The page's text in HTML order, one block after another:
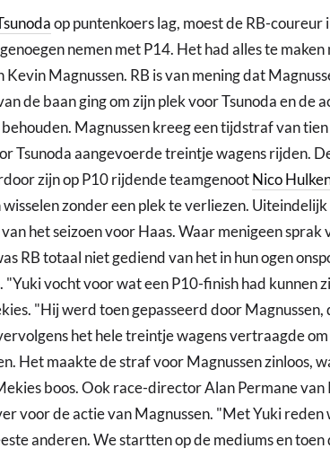
op puntenkoers lag, moest de RB-coureur
nemen met P14. Het had alles te
Kevin Magnussen. RB is van mening dat
de baan ging om zijn plek voor Tsunoda en de
Magnussen kreeg een tijdstraf van
Tsunoda aangevoerde treintje wagens rijden.
zijn op P10 rijdende teamgenootNico
wisselen zonder een plek te verliezen.
het seizoen voor Haas. Waar menigeen sprak
RB totaal niet gediend van het in hun ogen
"Yuki vocht voor wat een P10-finish had kunnen
"Hij werd toen gepasseerd door Magnussen,
het hele treintje wagens vertraagde
Het maakte de straf voor Magnussen zinloos,
boos. Ook race-director Alan Permane van
voor de actie van Magnussen. "Met Yuki reden
anderen. We startten op de mediums en